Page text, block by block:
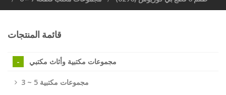
قائمة المنتجات
مجموعات مكتبية وأثاث مكتبي
3 ~ 5 مجموعات مكتبية